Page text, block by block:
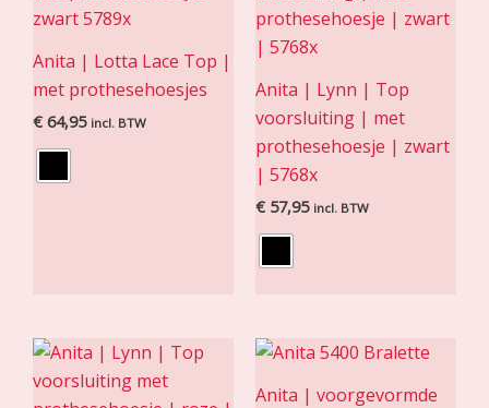
Anita | Lotta Lace Top |
met prothesehoesjes
€ 64,95 incl. BTW
Anita | Lynn | Top
voorsluiting | met
prothesehoesje | zwart
| 5768x
€ 57,95 incl. BTW
Anita | voorgevormde